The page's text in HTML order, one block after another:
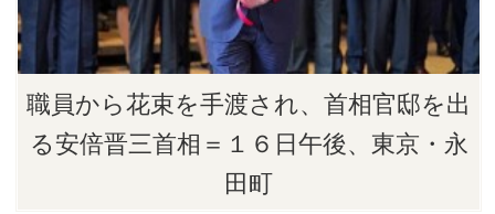
職員から花束を手渡され、首相官邸を出
る安倍晋三首相＝１６日午後、東京・永
田町